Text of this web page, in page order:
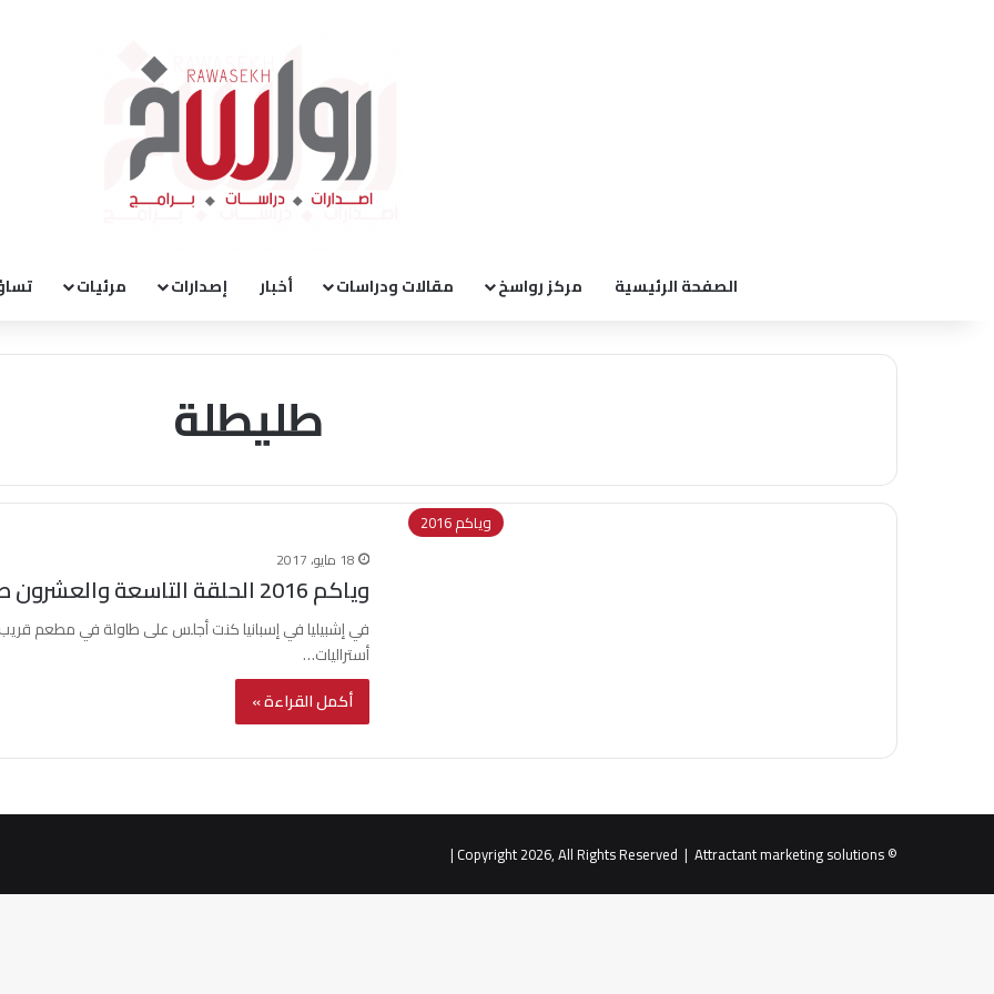
الصفحة الرئيسية مركز رواسخ مقالات ودراسات أخبار إصدارات مرئيات
طليطلة
وياكم 2016
18 مايو، 2017
وياكم 2016 الحلقة التاسعة والعشرون طليطلة مشاهدات وتاملات
في إشبيليا في إسبانيا كنت أجلس على طاولة في مطعم قريب
أستراليات…
أكمل القراءة »
© Copyright 2026, All Rights Reserved |
Attractant marketing solutions
|